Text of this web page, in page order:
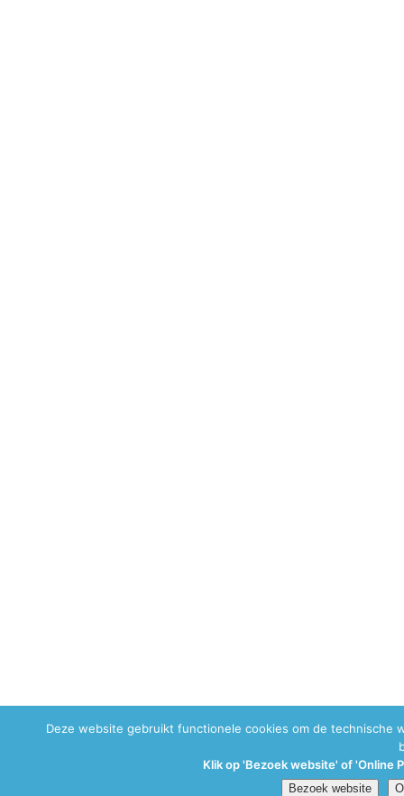
Deze website gebruikt functionele cookies om de technische
Klik op 'Bezoek website' of 'Online
Bezoek website